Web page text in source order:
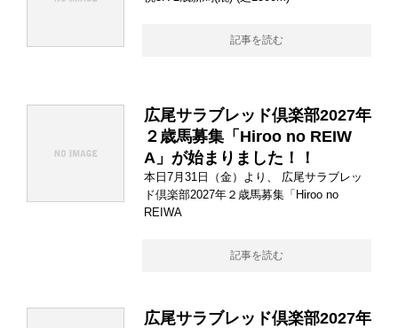
記事を読む
広尾サラブレッド倶楽部2027年
２歳馬募集「Hiroo no REIW
A」が始まりました！！
本日7月31日（金）より、 広尾サラブレッ
ド倶楽部2027年２歳馬募集「Hiroo no
REIWA
記事を読む
広尾サラブレッド倶楽部2027年